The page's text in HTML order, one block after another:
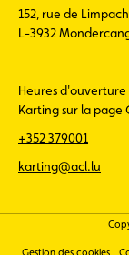
152, rue de Limpach
L-3932
Heures d'ouverture
Karting sur la page
+352 379001
karting@acl.lu